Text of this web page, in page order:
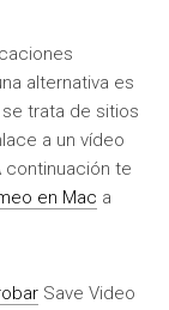
alternativa es
trata de sitios
a un vídeo
continuación te
en Mac a
Save Video